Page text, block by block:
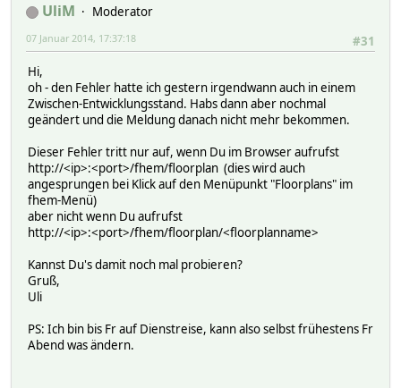
UliM
Moderator
#31
07 Januar 2014, 17:37:18
Hi,
oh - den Fehler hatte ich gestern irgendwann auch in einem
Zwischen-Entwicklungsstand. Habs dann aber nochmal
geändert und die Meldung danach nicht mehr bekommen.
Dieser Fehler tritt nur auf, wenn Du im Browser aufrufst
http://<ip>:<port>/fhem/floorplan (dies wird auch
angesprungen bei Klick auf den Menüpunkt "Floorplans" im
fhem-Menü)
aber nicht wenn Du aufrufst
http://<ip>:<port>/fhem/floorplan/<floorplanname>
Kannst Du's damit noch mal probieren?
Gruß,
Uli
PS: Ich bin bis Fr auf Dienstreise, kann also selbst frühestens Fr
Abend was ändern.